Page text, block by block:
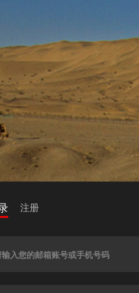
注册
入您的邮箱账号或手机号码